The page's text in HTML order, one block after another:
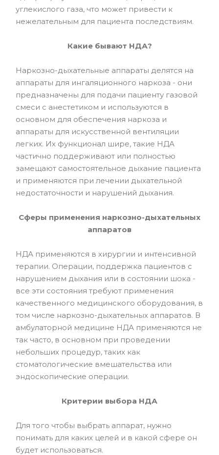
углекислого газа, что может привести к
нежелательным для пациента последствиям.
Какие бывают НДА?
Наркозно-дыхательные аппараты делятся на
аппараты для ингаляционного наркоза - они
предназначены для подачи пациенту газовой
смеси с анестетиком и используются в
основном для обеспечения наркоза и
аппараты для искусственной вентиляции
легких. Их функционал шире, такие НДА
частично поддерживают или полностью
замещают самостоятельное дыхание пациента
и применяются при лечении дыхательной
недостаточности и нарушений дыхания.
Сферы применения наркозно-дыхательных
аппаратов
НДА применяются в хирургии и интенсивной
терапии. Операции, поддержка пациентов с
нарушением дыхания или в состоянии шока -
все эти состояния требуют применения
качественного медицинского оборудования, в
том числе наркозно-дыхательных аппаратов. В
амбулаторной медицине НДА применяются не
так часто, в основном при проведении
небольших процедур, таких как
стоматологические вмешательства или
эндоскопические операции.
Критерии выбора НДА
Для того чтобы выбрать аппарат, нужно
понимать для каких целей и в какой сфере он
будет использоваться.